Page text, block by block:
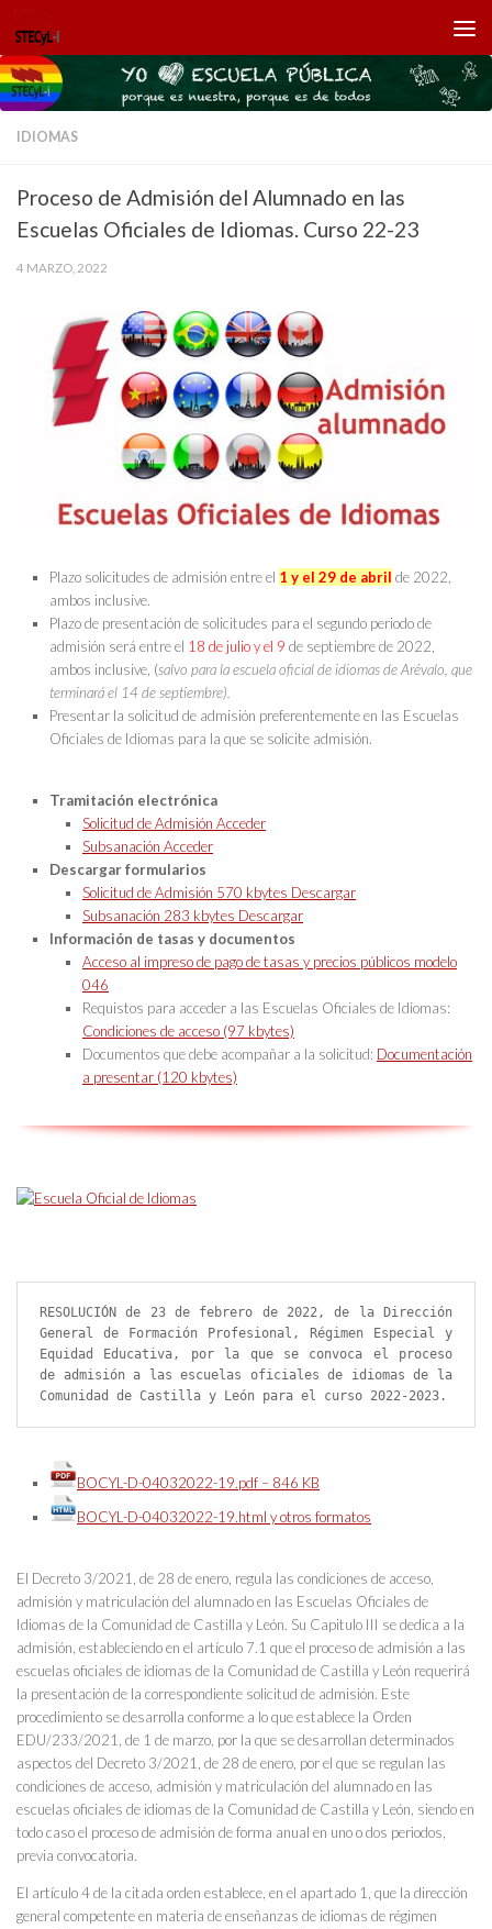
Saltar al contenido
IDIOMAS
Proceso de Admisión del Alumnado en las
Escuelas Oficiales de Idiomas. Curso 22-23
4 MARZO, 2022
Plazo solicitudes de admisión entre el 1 y el 29 de abril de 2022,
ambos inclusive.
Plazo de presentación de solicitudes para el segundo periodo de
admisión será entre el 18 de julio y el 9 de septiembre de 2022,
ambos inclusive, (salvo para la escuela oficial de idiomas de Arévalo, que
terminará el 14 de septiembre).
Presentar la solicitud de admisión preferentemente en las Escuelas
Oficiales de Idiomas para la que se solicite admisión.
Tramitación electrónica
Solicitud de Admisión Acceder
Subsanación Acceder
Descargar formularios
Solicitud de Admisión 570 kbytes Descargar
Subsanación 283 kbytes Descargar
Información de tasas y documentos
Acceso al impreso de pago de tasas y precios públicos modelo
046
Requistos para acceder a las Escuelas Oficiales de Idiomas:
Condiciones de acceso (97 kbytes)
Documentos que debe acompañar a la solicitud: Documentación
a presentar (120 kbytes)
RESOLUCIÓN de 23 de febrero de 2022, de la Dirección
General de Formación Profesional, Régimen Especial y
Equidad Educativa, por la que se convoca el proceso
de admisión a las escuelas oficiales de idiomas de la
Comunidad de Castilla y León para el curso 2022-2023.
BOCYL-D-04032022-19.pdf – 846 KB
BOCYL-D-04032022-19.html y otros formatos
El Decreto 3/2021, de 28 de enero, regula las condiciones de acceso,
admisión y matriculación del alumnado en las Escuelas Oficiales de
Idiomas de la Comunidad de Castilla y León. Su Capitulo III se dedica a la
admisión, estableciendo en el artículo 7.1 que el proceso de admisión a las
escuelas oficiales de idiomas de la Comunidad de Castilla y León requerirá
la presentación de la correspondiente solicitud de admisión. Este
procedimiento se desarrolla conforme a lo que establece la Orden
EDU/233/2021, de 1 de marzo, por la que se desarrollan determinados
aspectos del Decreto 3/2021, de 28 de enero, por el que se regulan las
condiciones de acceso, admisión y matriculación del alumnado en las
escuelas oficiales de idiomas de la Comunidad de Castilla y León, siendo en
todo caso el proceso de admisión de forma anual en uno o dos periodos,
previa convocatoria.
El artículo 4 de la citada orden establece, en el apartado 1, que la dirección
general competente en materia de enseñanzas de idiomas de régimen